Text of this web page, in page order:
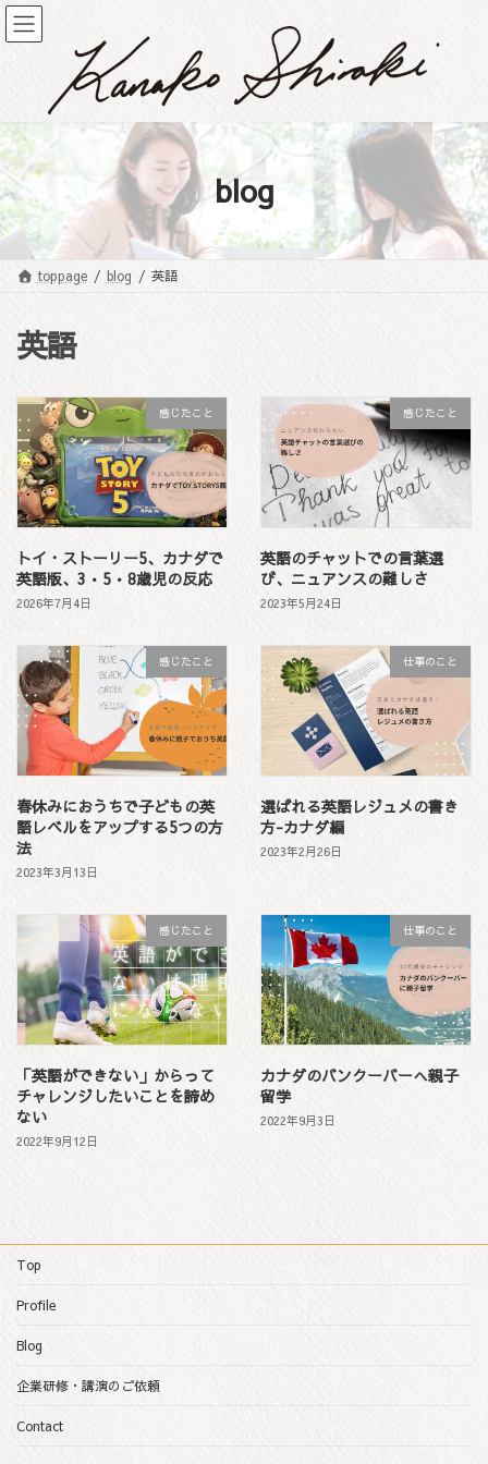
コ
ン
へ
ス
キ
ッ
プ
ナ
ビ
ョ
ン
に
移
動
blog
toppage blog 英語
英語
感じたこと
トイ・ストーリー5、カナダで
英語版、3•5•8歳児の反応
2026年7月4日
感じたこと
英語のチャットでの言葉選
び、ニュアンスの難しさ
2023年5月24日
感じたこと
春休みにおうちで子どもの英
語レベルをアップする5つの方
法
2023年3月13日
仕事のこと
選ばれる英語レジュメの書き
方-カナダ編
2023年2月26日
感じたこと
「英語ができない」からって
チャレンジしたいことを諦め
ない
2022年9月12日
仕事のこと
カナダのバンクーバーへ親子
留学
2022年9月3日
Top
Profile
Blog
企業研修・講演のご依頼
Contact